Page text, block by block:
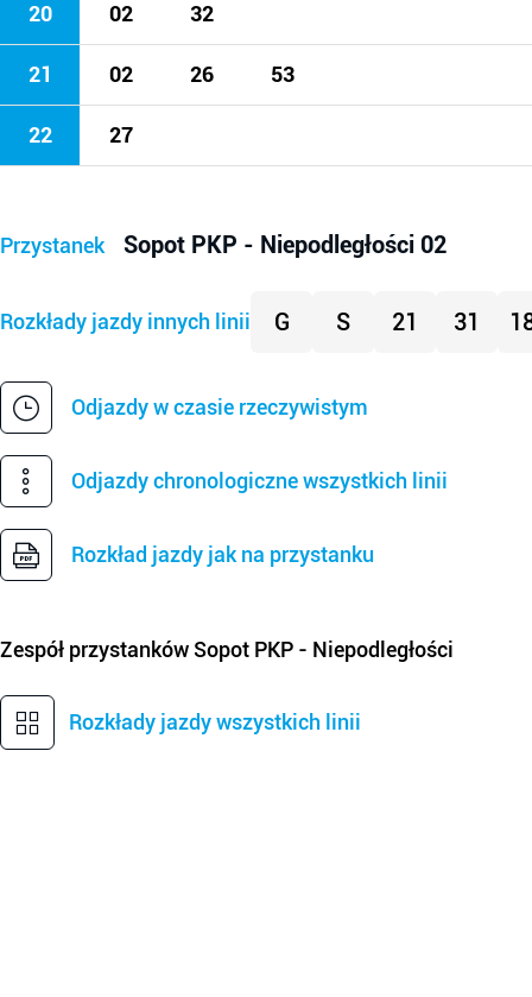
20 02 32
21 02 26 53
22 27
Przystanek Sopot PKP - Niepodległości 02
Rozkłady jazdy innych linii G S 21 31
Odjazdy w czasie rzeczywistym
Odjazdy chronologiczne wszystkich linii
Rozkład jazdy jak na przystanku
Zespół przystanków Sopot PKP - Niepodległości
Rozkłady jazdy wszystkich linii